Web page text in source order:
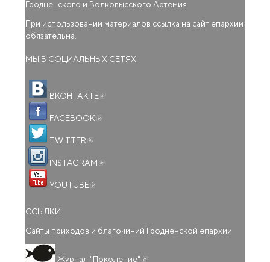
Гродненского и Волковысского Артемия.
При использовании материалов ссылка на сайт епархии
обязательна.
МЫ В СОЦИАЛЬНЫХ СЕТЯХ
ВКОНТАКТЕ
FACEBOOK
TWITTER
INSTAGRAM
YOUTUBE
ССЫЛКИ
Сайты приходов и благочиний Гродненской епархии
Журнал "Поколение"